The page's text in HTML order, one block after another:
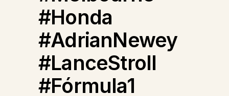
#Honda
#AdrianNewey
#LanceStroll
#Fórmula1